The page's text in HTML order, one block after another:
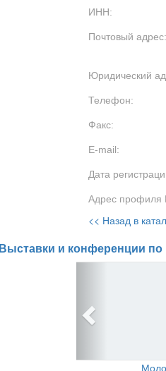
ИНН:
Почтовый адрес:
Юридический
Телефон:
Факс:
E-mail:
Дата
Адрес профиля
<< Назад в
Выставки и конференции по